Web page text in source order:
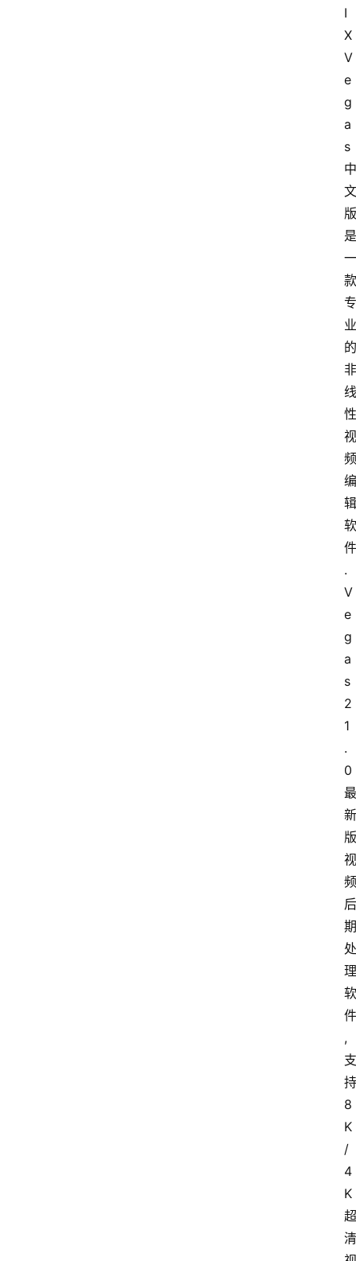
I
X
V
e
g
a
s
中
文
版
是
一
款
专
业
的
非
线
性
视
频
编
辑
软
件
.
V
e
g
a
s
2
1
.
0
最
新
版
视
频
后
期
处
理
软
件
,
支
持
8
K
/
4
K
超
清